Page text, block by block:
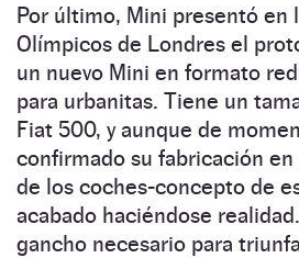
Por último, Mini presentó en
Olímpicos de Londres el
un nuevo Mini en formato
para urbanitas. Tiene un
Fiat 500, y aunque de
confirmado su fabricación en
de los coches-concepto de
acabado haciéndose
gancho necesario para